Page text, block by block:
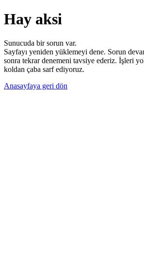
Hay aksi
Sunucuda bir sorun var.
Sayfayı yeniden yüklemeyi dene. Sorun
sonra tekrar denemeni tavsiye ederiz. İşleri
koldan çaba sarf ediyoruz.
Anasayfaya geri dön